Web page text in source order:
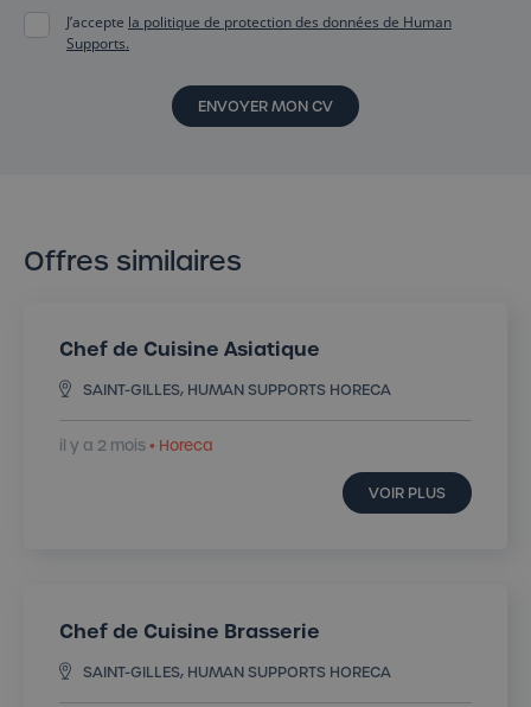
J’accepte la politique de protection des données de Human
Supports.
ENVOYER MON CV
Offres similaires
Chef de Cuisine Asiatique
SAINT-GILLES, HUMAN SUPPORTS HORECA
il y a 2 mois• Horeca
VOIR PLUS
Chef de Cuisine Brasserie
SAINT-GILLES, HUMAN SUPPORTS HORECA